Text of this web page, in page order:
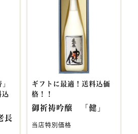
込
長
ギフトに最適！送料込価
格！！
御祈祷吟醸 「健」
当店特別価格